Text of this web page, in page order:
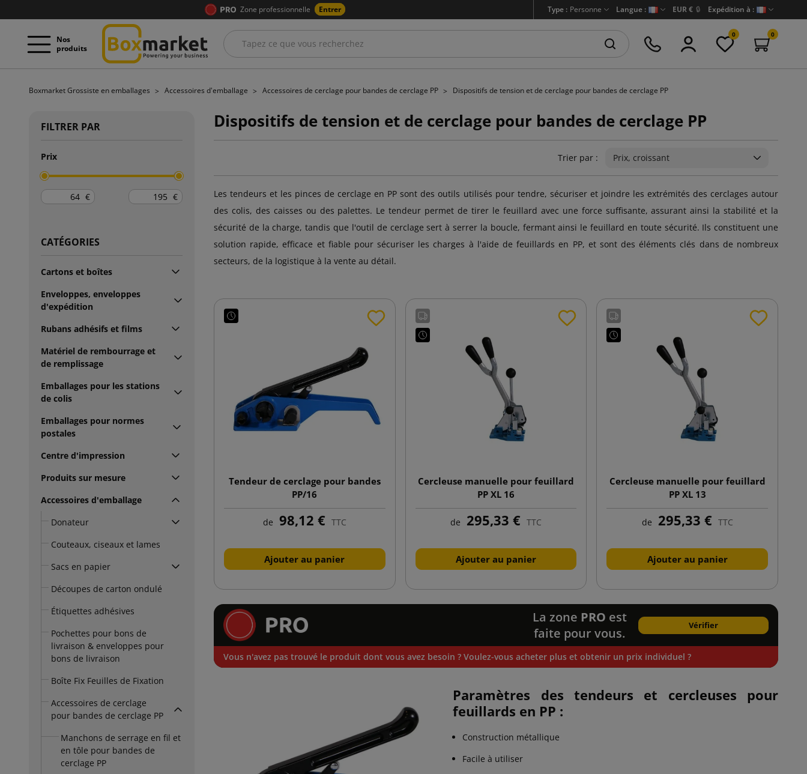
Zone professionnelle Entrer Type : Personne Langue : EUR € 🔒 Expédition à :
Nos
produits
0 0
Boxmarket Grossiste en emballages Accessoires d'emballage Accessoires de cerclage pour bandes de cerclage PP Dispositifs de tension et de cerclage pour bandes de cerclage PP
FILTRER PAR
Prix
€ €
CATÉGORIES
Cartons et boîtes
Enveloppes, enveloppes
d'expédition
Rubans adhésifs et films
Matériel de rembourrage et
de remplissage
Emballages pour les stations
de colis
Emballages pour normes
postales
Centre d'impression
Produits sur mesure
Accessoires d'emballage
Donateur
Couteaux, ciseaux et lames
Sacs en papier
Découpes de carton ondulé
Étiquettes adhésives
Pochettes pour bons de
livraison & enveloppes pour
bons de livraison
Boîte Fix Feuilles de Fixation
Accessoires de cerclage
pour bandes de cerclage PP
Manchons de serrage en fil et
en tôle pour bandes de
cerclage PP
Dispositifs de tension et de cerclage pour bandes de cerclage PP
Trier par : Prix, croissant
Les tendeurs et les pinces de cerclage en PP sont des outils utilisés pour tendre, sécuriser et joindre les extrémités des cerclages autour
des colis, des caisses ou des palettes. Le tendeur permet de tirer le feuillard avec une force suffisante, assurant ainsi la stabilité et la
sécurité de la charge, tandis que l'outil de cerclage sert à serrer la boucle, fermant ainsi le feuillard en toute sécurité. Ils constituent une
solution rapide, efficace et fiable pour sécuriser les charges à l'aide de feuillards en PP, et sont des éléments clés dans de nombreux
secteurs, de la logistique à la vente au détail.
Tendeur de cerclage pour bandes
PP/16
de 98,12 € TTC
Ajouter au panier
Cercleuse manuelle pour feuillard
PP XL 16
de 295,33 € TTC
Ajouter au panier
Cercleuse manuelle pour feuillard
PP XL 13
de 295,33 € TTC
Ajouter au panier
La zone PRO est
faite pour vous.
Vérifier
Vous n'avez pas trouvé le produit dont vous avez besoin ? Voulez-vous acheter plus et obtenir un prix individuel ?
Paramètres des tendeurs et cercleuses pour
feuillards en PP :
Construction métallique
Facile à utiliser